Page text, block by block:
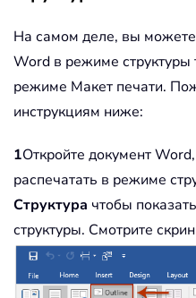
На самом деле, вы можете
Word в режиме структуры
режиме Макет печати.
инструкциям ниже:
1Откройте документ
распечатать в режиме
Структура чтобы
структуры. Смотрите